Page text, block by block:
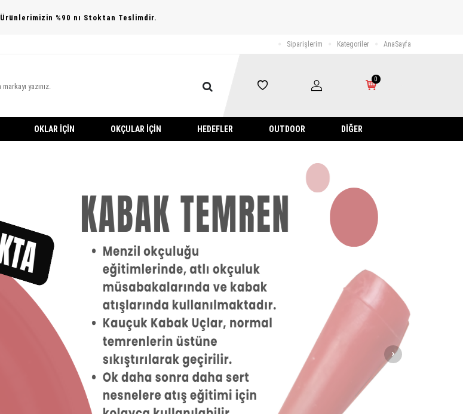
Ürünlerimizin %90 nı Stoktan Teslimdir.
Siparişlerim Kategoriler AnaSayfa
0
OKLAR İÇIN OKÇULAR İÇIN HEDEFLER OUTDOOR DIĞER